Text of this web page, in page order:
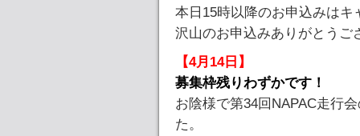
本日15時以降のお申込みは
沢山のお申込みありがとうご
【4月14日】
募集枠残りわずかです！
お陰様で第34回NAPAC走行
た。